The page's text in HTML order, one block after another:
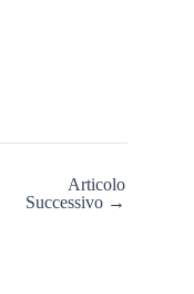
Articolo
Successivo →